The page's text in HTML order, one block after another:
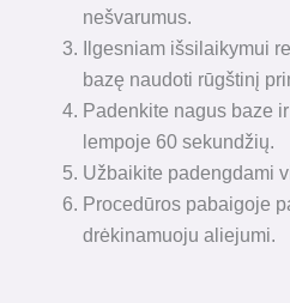
nešvarumus.
Ilgesniam išsilaikymui
bazę naudoti rūgštinį
Padenkite nagus baze
lempoje 60 sekundžių.
Užbaikite padengdami
Procedūros pabaigoje
drėkinamuoju aliejumi.